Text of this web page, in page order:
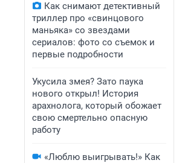
Как снимают детективный
триллер про «свинцового
маньяка» со звездами
сериалов: фото со съемок и
первые подробности
Укусила змея? Зато паука
нового открыл! История
арахнолога, который обожает
свою смертельно опасную
работу
«Люблю выигрывать!» Как